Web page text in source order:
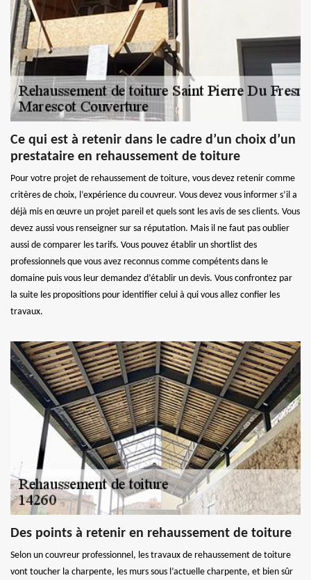
Ce qui est à retenir dans le cadre d’un choix d’un
prestataire en rehaussement de toiture
Pour votre projet de rehaussement de toiture, vous devez retenir comme
critères de choix, l’expérience du couvreur. Vous devez vous informer s’il a
déjà mis en œuvre un projet pareil et quels sont les avis de ses clients. Vous
devez aussi vous renseigner sur sa réputation. Mais il ne faut pas oublier
aussi de comparer les tarifs. Vous pouvez établir un shortlist des
professionnels que vous avez reconnus comme compétents dans le
domaine puis vous leur demandez d’établir un devis. Vous confrontez par
la suite les propositions pour identifier celui à qui vous allez confier les
travaux.
Des points à retenir en rehaussement de toiture
Selon un couvreur professionnel, les travaux de rehaussement de toiture
vont toucher la charpente, les murs sous l’actuelle charpente, et bien sûr